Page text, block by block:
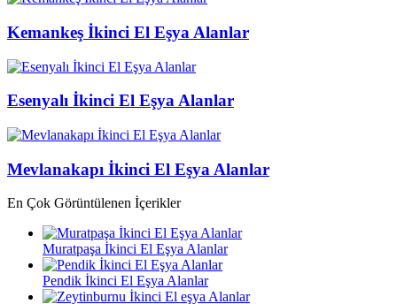
Kemankeş İkinci El Eşya Alanlar
Esenyalı İkinci El Eşya Alanlar
Mevlanakapı İkinci El Eşya Alanlar
En Çok Görüntülenen İçerikler
Muratpaşa İkinci El Eşya Alanlar
Pendik İkinci El Eşya Alanlar